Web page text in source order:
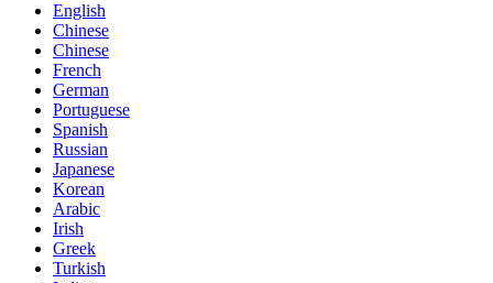
English
Chinese
Chinese
French
German
Portuguese
Spanish
Russian
Japanese
Korean
Arabic
Irish
Greek
Turkish